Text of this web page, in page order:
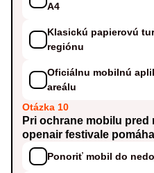
A4
Klasickú papierovú
regiónu
Oficiálnu mobilnú
areálu
Otázka 10
Pri ochrane mobilu
openair festivale
Ponoriť mobil do